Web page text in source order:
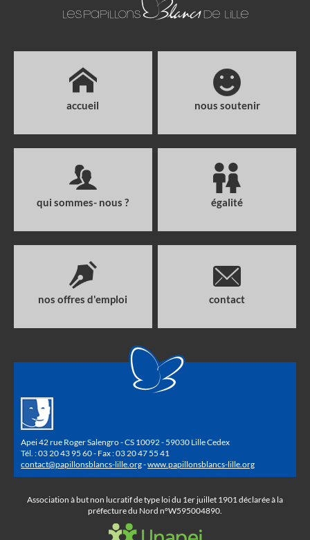
accueil nous soutenir
qui sommes- nous ? égalité
nos offres d'emploi contact
Apei 42 rue Roger Salengro - CS 10092 - 59030 Lille Cedex
Tél. : 03 20 43 95 60 - Fax : 03 20 47 55 41
contact@papillonsblancs-lille.org-www.papillonsblancs-lille.org
Association à but non lucratif de type loi du 1er juillet 1901 déclarée à la
préfecture du Nord n°W595004890.